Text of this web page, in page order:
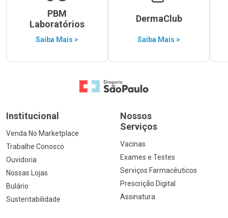
PBM
Laboratórios
Saiba Mais >
DermaClub
Saiba Mais >
Ir para a Home
Institucional
Venda No Marketplace
Trabalhe Conosco
Ouvidoria
Nossas Lojas
Bulário
Sustentabilidade
Nossos
Serviços
Vacinas
Exames e Testes
Serviços Farmacêuticos
Prescrição Digital
Assinatura